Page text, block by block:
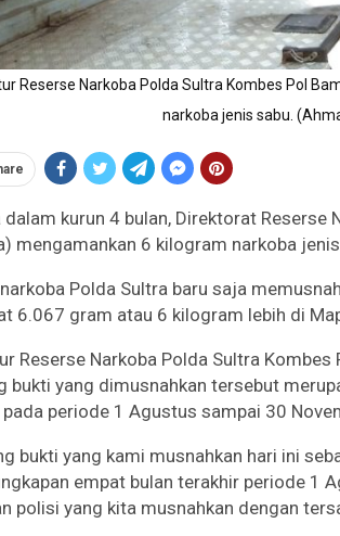
Reserse Narkoba Polda Sultra Kombes Pol
narkoba jenis sabu.
dalam kurun 4 bulan, Direktorat Reserse
mengamankan 6 kilogram narkoba
Polda Sultra baru saja
6.067 gram atau 6 kilogram lebih di
Reserse Narkoba Polda Sultra
bukti yang dimusnahkan tersebut
pada periode 1 Agustus sampai 30
bukti yang kami musnahkan hari ini
empat bulan terakhir periode 1
polisi yang kita musnahkan dengan